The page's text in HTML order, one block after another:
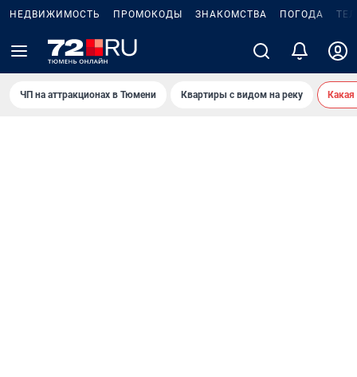
НЕДВИЖИМОСТЬ ПРОМОКОДЫ ЗНАКОМСТВА ПОГОДА
ЧП на аттракционах в Тюмени Квартиры с видом на реку